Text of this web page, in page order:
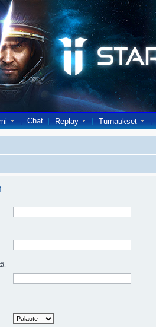
Chat Replay Turnaukset